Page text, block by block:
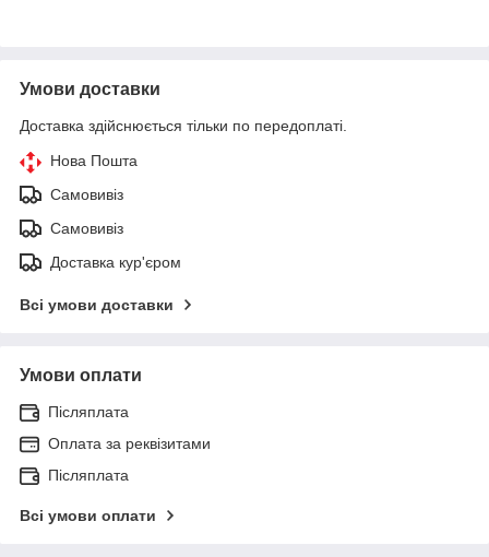
Умови доставки
Доставка здійснюється тільки по передоплаті.
Нова Пошта
Самовивіз
Самовивіз
Доставка кур'єром
Всі умови доставки
Умови оплати
Післяплата
Оплата за реквізитами
Післяплата
Всі умови оплати